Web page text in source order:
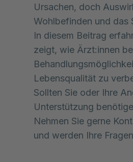
Ursachen, doch
Wohlbefinden und das
In diesem Beitrag
zeigt, wie Ärzt:innen
Lebensqualität zu
Sollten Sie oder Ihre
Unterstützung
Nehmen Sie gerne
und werden Ihre